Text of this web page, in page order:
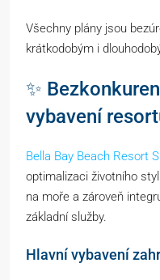
Všechny plány jsou
krátkodobým i
✨
vybavení
Bella Bay Beach Resort
optimalizaci životního
na moře a zároveň
základní služby.
Hlavní vybavení